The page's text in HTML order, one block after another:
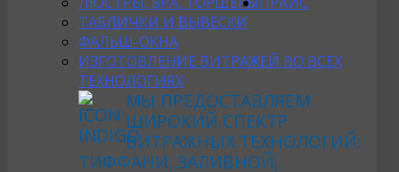
ТАБЛИЧКИ И ВЫВЕСКИ
ФАЛЬШ-ОКНА
ИЗГОТОВЛЕНИЕ ВИТРАЖЕЙ ВО ВСЕХ
ТЕХНОЛОГИЯХ
МЫ ПРЕДОСТАВЛЯЕМ
ШИРОКИЙ СПЕКТР
ВИТРАЖНЫХ ТЕХНОЛОГИЙ:
ТИФФАНИ, ЗАЛИВНОЙ,